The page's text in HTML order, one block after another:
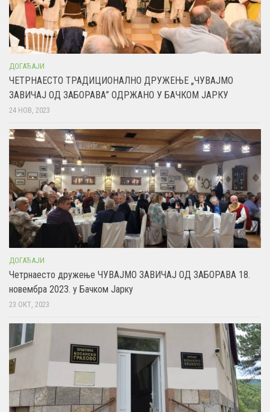
ДОГАЂАЈИ
ЧЕТРНАЕСТО ТРАДИЦИОНАЛНО ДРУЖЕЊЕ „ЧУВАЈМО
ЗАВИЧАЈ ОД ЗАБОРАВА” ОДРЖАНО У БАЧКОМ ЈАРКУ
24 НОВ, 2023
ДОГАЂАЈИ
Четрнаесто дружење ЧУВАЈМО ЗАВИЧАЈ ОД ЗАБОРАВА 18.
новембра 2023. у Бачком Јарку
23 ОКТ, 2023